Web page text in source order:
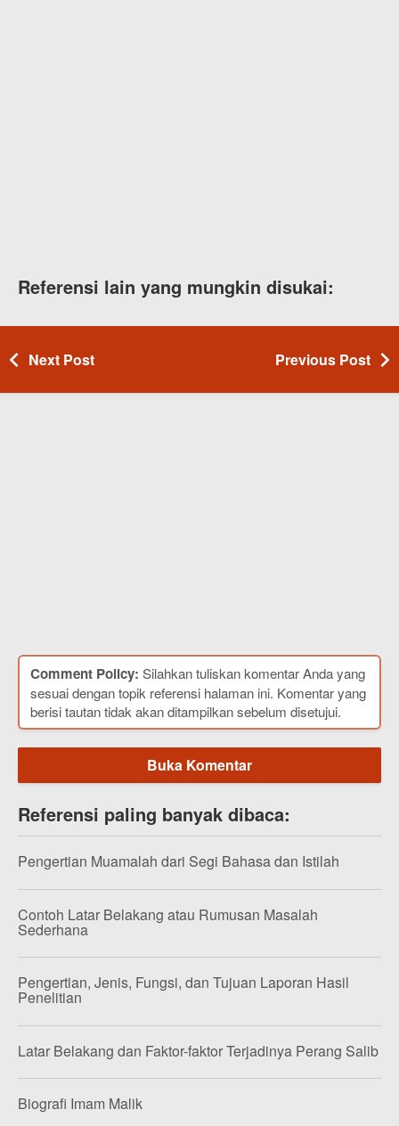
Referensi lain yang mungkin disukai:
Next Post Previous Post
Comment Policy: Silahkan tuliskan komentar Anda yang
sesuai dengan topik referensi halaman ini. Komentar yang
berisi tautan tidak akan ditampilkan sebelum disetujui.
Buka Komentar
Referensi paling banyak dibaca:
Pengertian Muamalah dari Segi Bahasa dan Istilah
Contoh Latar Belakang atau Rumusan Masalah
Sederhana
Pengertian, Jenis, Fungsi, dan Tujuan Laporan Hasil
Penelitian
Latar Belakang dan Faktor-faktor Terjadinya Perang Salib
Biografi Imam Malik